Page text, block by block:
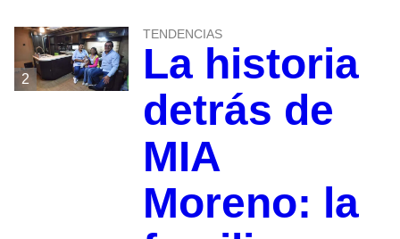
2
TENDENCIAS
La historia
detrás de
MIA
Moreno: la